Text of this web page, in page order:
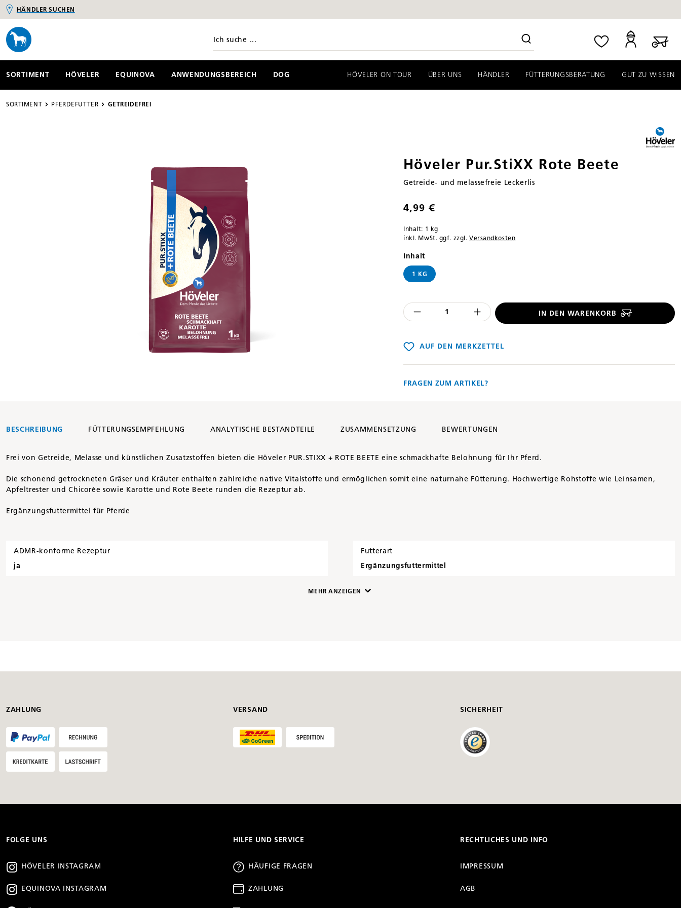
Zur Hauptnavigation springen
HÄNDLER SUCHEN
SORTIMENT HÖVELER EQUINOVA ANWENDUNGSBEREICH DOG HÖVELER ON TOUR ÜBER UNS HÄNDLER FÜTTERUNGSBERATUNG GUT ZU WISSEN
SORTIMENT PFERDEFUTTER GETREIDEFREI
Höveler Pur.StiXX Rote Beete
Getreide- und melassefreie Leckerlis
4,99 €
Inhalt: 1 kg
inkl. MwSt. ggf. zzgl. Versandkosten
Inhaltauswählen
1 KG
Produkt Anzahl des Produktes
IN DEN WARENKORB
AUF DEN MERKZETTEL
FRAGEN ZUM ARTIKEL?
BESCHREIBUNG FÜTTERUNGSEMPFEHLUNG ANALYTISCHE BESTANDTEILE ZUSAMMENSETZUNG BEWERTUNGEN
Frei von Getreide, Melasse und künstlichen Zusatzstoffen bieten die Höveler PUR.STIXX + ROTE BEETE eine schmackhafte Belohnung für Ihr Pferd.
Die schonend getrockneten Gräser und Kräuter enthalten zahlreiche native Vitalstoffe und ermöglichen somit eine naturnahe Fütterung. Hochwertige Rohstoffe wie Leinsamen,
Apfeltrester und Chicorèe sowie Karotte und Rote Beete runden die Rezeptur ab.
Ergänzungsfuttermittel für Pferde
ADMR-konforme Rezeptur
ja
Futterart
Ergänzungsfuttermittel
MEHR ANZEIGEN
ZAHLUNG VERSAND SICHERHEIT
FOLGE UNS
HÖVELER INSTAGRAM
EQUINOVA INSTAGRAM
HILFE UND SERVICE
HÄUFIGE FRAGEN
ZAHLUNG
RECHTLICHES UND INFO
IMPRESSUM
AGB